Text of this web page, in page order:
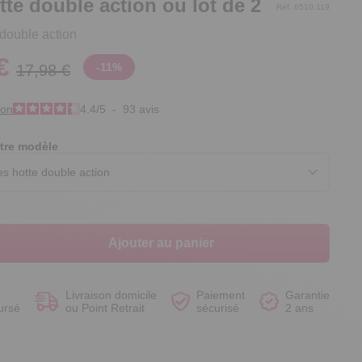
double action ou lot de 2
action
Réf. 6510.119
17,98 € -11 %
4.4/5 - 93 avis
modèle
Ajouter au panier
Livraison domicile
ou Point Retrait
Paiement
sécurisé
Garantie
2 ans